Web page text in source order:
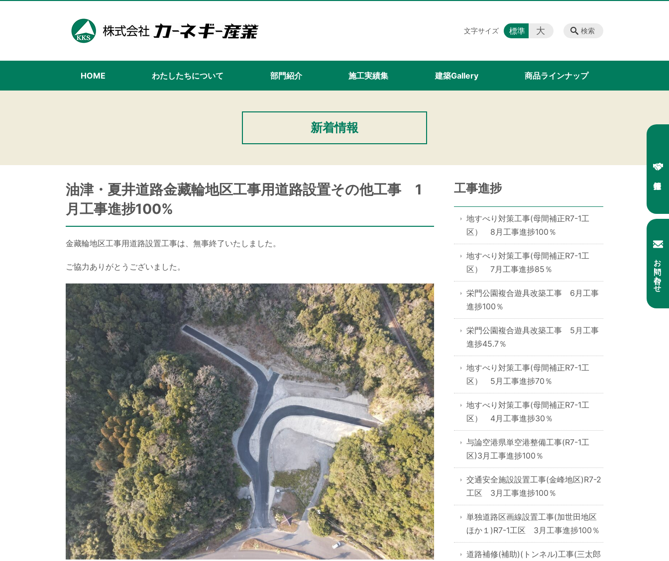
HOME わたしたちについて 部門紹介 施工実績集 建築Gallery 商品ラインナップ
検索
文字サイズ 標準 大
新着情報
油津・夏井道路金藏輪地区工事用道路設置その他工事 1
月工事進捗100%
金藏輪地区工事用道路設置工事は、無事終了いたしました。
ご協力ありがとうございました。
工事進捗
地すべり対策工事(母間補正R7-1工
区） 8月工事進捗100％
地すべり対策工事(母間補正R7-1工
区） 7月工事進捗85％
栄門公園複合遊具改築工事 6月工事
進捗100％
栄門公園複合遊具改築工事 5月工事
進捗45.7％
地すべり対策工事(母間補正R7-1工
区） 5月工事進捗70％
地すべり対策工事(母間補正R7-1工
区） 4月工事進捗30％
与論空港県単空港整備工事(R7-1工
区)3月工事進捗100％
交通安全施設設置工事(金峰地区)R7-2
工区 3月工事進捗100％
単独道路区画線設置工事(加世田地区
ほか１)R7-1工区 3月工事進捗100％
道路補修(補助)(トンネル)工事(三太郎
お問い合わせ